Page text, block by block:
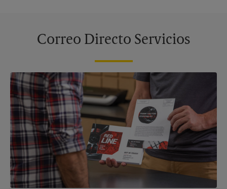
Correo Directo Servicios